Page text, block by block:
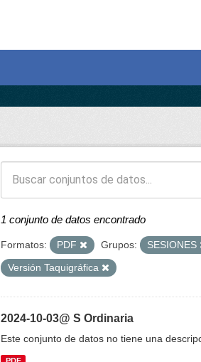
1 conjunto de datos encontrado
Formatos: PDF Grupos: SESIONES
Versión Taquigráfica
2024-10-03@ S Ordinaria
Este conjunto de datos no tiene una